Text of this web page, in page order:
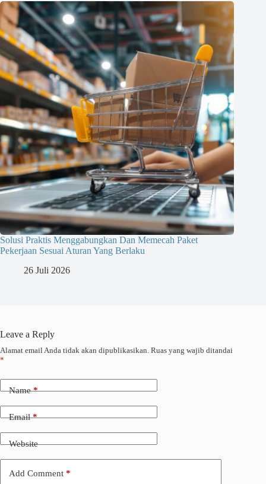
Solusi Praktis Menggabungkan Dan Memecah Paket
Pekerjaan Sesuai Aturan Yang Berlaku
26 Juli 2026
Leave a Reply
Alamat email Anda tidak akan dipublikasikan. Ruas yang wajib ditandai
*
Name*
Email*
Website
Add Comment *